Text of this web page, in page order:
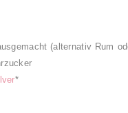
(alternativ Rum
*